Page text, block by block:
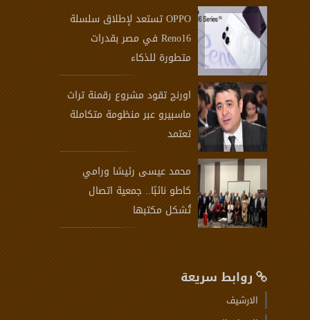
OPPO تستعد لإطلاق سلسلة
Reno16 في مصر بقدرات
متطورة للذكاء
اورنچ تقود مشروع رقمنة تراث
ماسبيرو عبر منظومة متكاملة
تعتمد
محمد عيسى رئيسًا ورامي
كاطو نائبًا.. جمعية اتصال
تُشكل مكتبها
روابط سريعة
الارشيف